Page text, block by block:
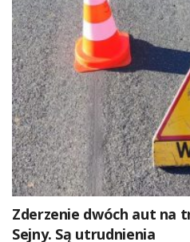
Zderzenie dwóch aut na
Sejny. Są utrudnienia